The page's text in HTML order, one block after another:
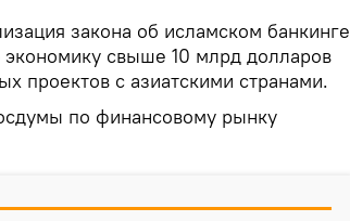
закона об исламском банкинге
свыше 10 млрд долларов
проектов с азиатскими странами.
по финансовому рынку